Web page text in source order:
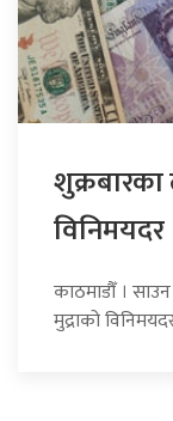
शुक्रबारका
विनिमयदर
काठमाडौँ ।
मुद्राको